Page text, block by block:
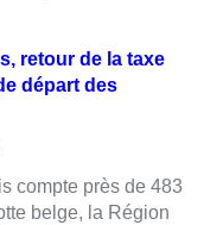
retour de la taxe
départ des
compte près de 483
belge, la Région